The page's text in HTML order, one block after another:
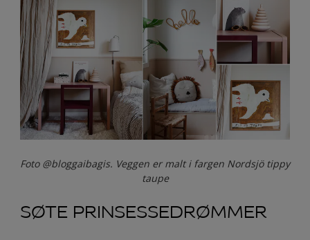
Foto @bloggaibagis. Veggen er malt i fargen Nordsjö tippy
taupe
SØTE PRINSESSEDRØMMER